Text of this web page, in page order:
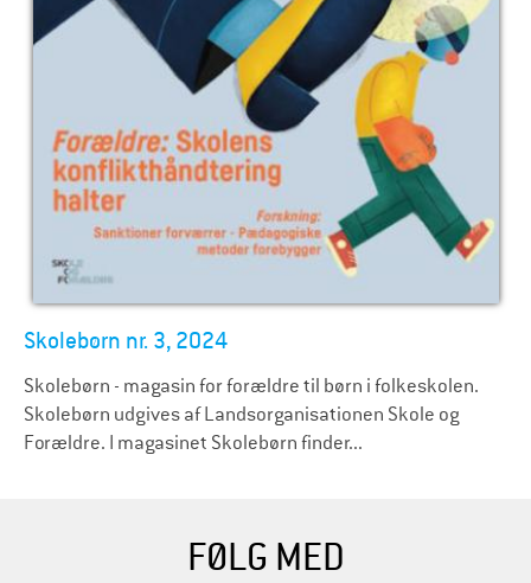
Skolebørn nr. 3, 2024
Skolebørn - magasin for forældre til børn i folkeskolen.
Skolebørn udgives af Landsorganisationen Skole og
Forældre. I magasinet Skolebørn finder...
FØLG MED